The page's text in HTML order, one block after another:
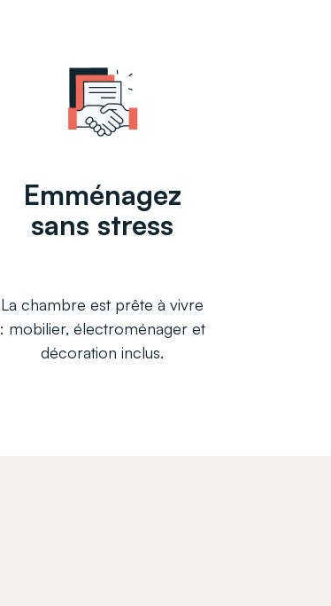
Emménagez
sans stress
La chambre est prête à vivre
: mobilier, électroménager et
décoration inclus.